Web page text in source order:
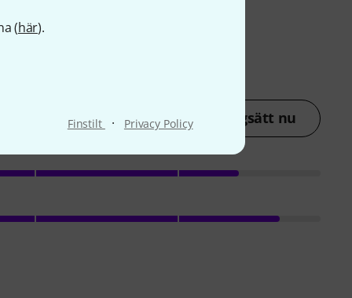
(här).
Finstilt · Privacy Policy Betygsätt nu